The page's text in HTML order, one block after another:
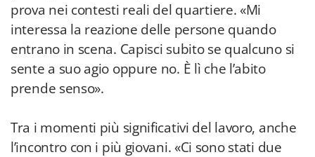
prova nei contesti reali del quartiere. «Mi
interessa la reazione delle persone quando
entrano in scena. Capisci subito se qualcuno si
sente a suo agio oppure no. È lì che l’abito
prende senso».
Tra i momenti più significativi del lavoro, anche
l’incontro con i più giovani. «Ci sono stati due